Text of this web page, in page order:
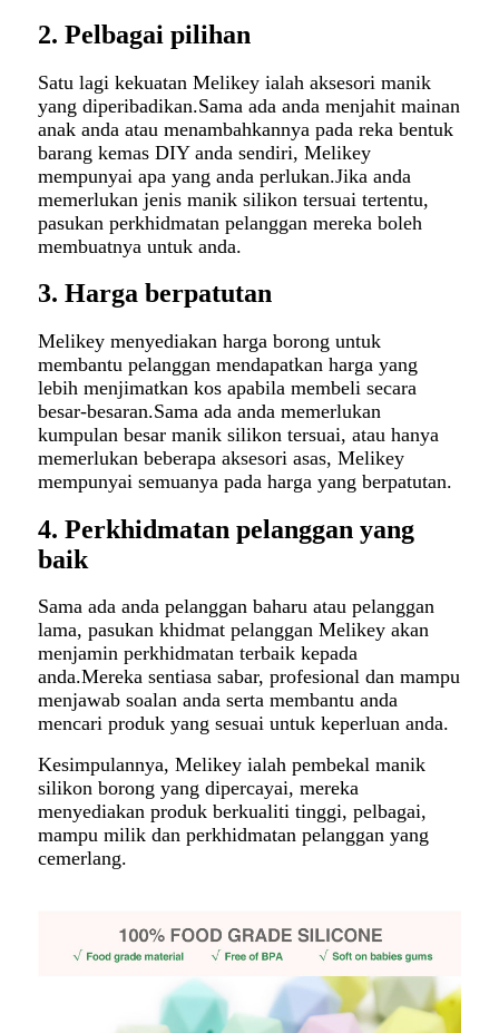
2. Pelbagai pilihan
Satu lagi kekuatan Melikey ialah aksesori manik
yang diperibadikan.Sama ada anda menjahit mainan
anak anda atau menambahkannya pada reka bentuk
barang kemas DIY anda sendiri, Melikey
mempunyai apa yang anda perlukan.Jika anda
memerlukan jenis manik silikon tersuai tertentu,
pasukan perkhidmatan pelanggan mereka boleh
membuatnya untuk anda.
3. Harga berpatutan
Melikey menyediakan harga borong untuk
membantu pelanggan mendapatkan harga yang
lebih menjimatkan kos apabila membeli secara
besar-besaran.Sama ada anda memerlukan
kumpulan besar manik silikon tersuai, atau hanya
memerlukan beberapa aksesori asas, Melikey
mempunyai semuanya pada harga yang berpatutan.
4. Perkhidmatan pelanggan yang
baik
Sama ada anda pelanggan baharu atau pelanggan
lama, pasukan khidmat pelanggan Melikey akan
menjamin perkhidmatan terbaik kepada
anda.Mereka sentiasa sabar, profesional dan mampu
menjawab soalan anda serta membantu anda
mencari produk yang sesuai untuk keperluan anda.
Kesimpulannya, Melikey ialah pembekal manik
silikon borong yang dipercayai, mereka
menyediakan produk berkualiti tinggi, pelbagai,
mampu milik dan perkhidmatan pelanggan yang
cemerlang.